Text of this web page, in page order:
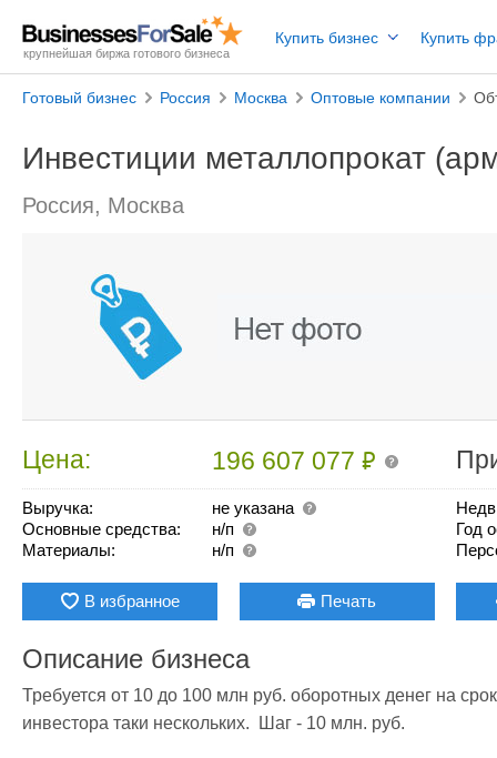
крупнейшая биржа готового бизнеса
Купить бизнес Купить
Готовый бизнес Россия Москва Оптовые компании
Инвестиции металлопрокат
Россия, Москва
Цена: 196 607 077₽
Выручка:
не указана
Основные средства:
н/п
Материалы:
н/п
Год
В избранное Печать
Описание бизнеса
Требуется от 10 до 100 млн руб. оборотных денег на
инвестора таки нескольких.  Шаг - 10 млн. руб.